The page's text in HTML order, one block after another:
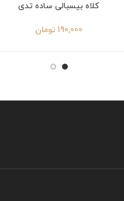
کلاه بیسبالی ساده تدی
190,000 تومان